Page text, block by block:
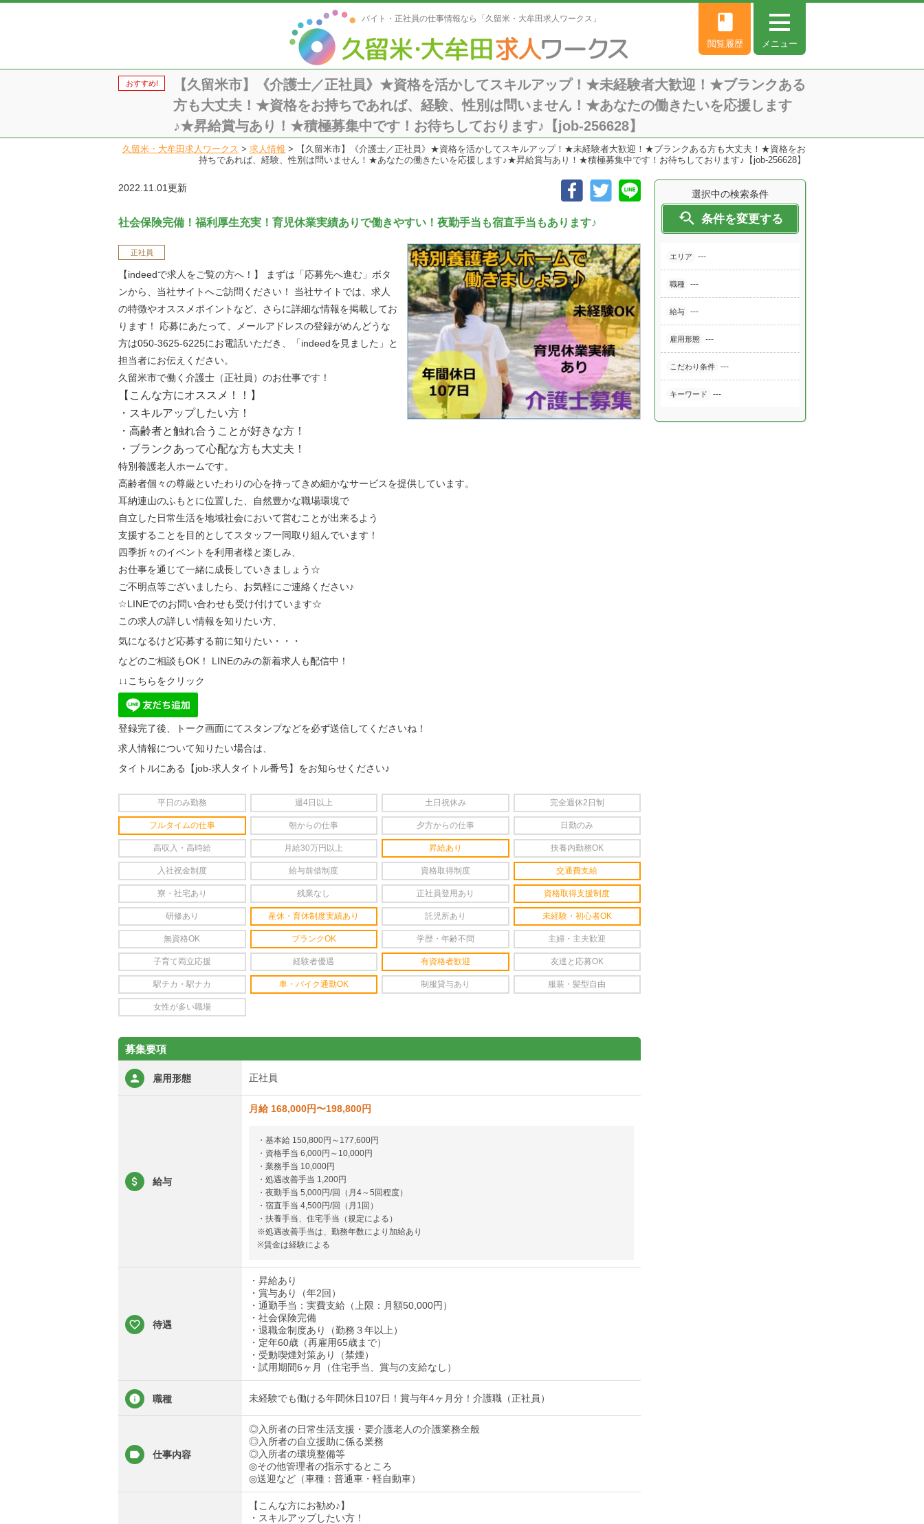
バイト・正社員の仕事情報なら「久留米・大牟田求人ワークス」
メニュー
book
閲覧履歴
おすすめ!
【久留米市】《介護士／正社員》★資格を活かしてスキルアップ！★未経験者大歓迎！★ブランクある
方も大丈夫！★資格をお持ちであれば、経験、性別は問いません！★あなたの働きたいを応援します
♪★昇給賞与あり！★積極募集中です！お待ちしております♪【job-256628】
久留米・大牟田求人ワークス > 求人情報 >
【久留米市】《介護士／正社員》★資格を活かしてスキルアップ！★未経験者大歓迎！★ブランクある方も大丈夫！★資格をお
持ちであれば、経験、性別は問いません！★あなたの働きたいを応援します♪★昇給賞与あり！★積極募集中です！お待ちしております♪【job-256628】
選択中の検索条件
 条件を変更する
エリア ---
職種 ---
給与 ---
雇用形態 ---
こだわり条件 ---
キーワード ---
2022.11.01更新
社会保険完備！福利厚生充実！育児休業実績ありで働きやすい！夜勤手当も宿直手当もあります♪
正社員
【indeedで求人をご覧の方へ！】 まずは「応募先へ進む」ボタ
ンから、当社サイトへご訪問ください！ 当社サイトでは、求人
の特徴やオススメポイントなど、さらに詳細な情報を掲載してお
ります！ 応募にあたって、メールアドレスの登録がめんどうな
方は050-3625-6225にお電話いただき、「indeedを見ました」と
担当者にお伝えください。
久留米市で働く介護士（正社員）のお仕事です！
【こんな方にオススメ！！】
・スキルアップしたい方！
・高齢者と触れ合うことが好きな方！
・ブランクあって心配な方も大丈夫！
特別養護老人ホームです。
高齢者個々の尊厳といたわりの心を持ってきめ細かなサービスを提供しています。
耳納連山のふもとに位置した、自然豊かな職場環境で
自立した日常生活を地域社会において営むことが出来るよう
支援することを目的としてスタッフ一同取り組んでいます！
四季折々のイベントを利用者様と楽しみ、
お仕事を通じて一緒に成長していきましょう☆
ご不明点等ございましたら、お気軽にご連絡ください♪
☆LINEでのお問い合わせも受け付けています☆
この求人の詳しい情報を知りたい方、
気になるけど応募する前に知りたい・・・
などのご相談もOK！ LINEのみの新着求人も配信中！
↓↓こちらをクリック
登録完了後、トーク画面にてスタンプなどを必ず送信してくださいね！
求人情報について知りたい場合は、
タイトルにある【job-求人タイトル番号】をお知らせください♪
平日のみ勤務 週4日以上 土日祝休み 完全週休2日制
フルタイムの仕事 朝からの仕事 夕方からの仕事 日勤のみ
高収入・高時給 月給30万円以上 昇給あり 扶養内勤務OK
入社祝金制度 給与前借制度 資格取得制度 交通費支給
寮・社宅あり 残業なし 正社員登用あり 資格取得支援制度
研修あり 産休・育休制度実績あり 託児所あり 未経験・初心者OK
無資格OK ブランクOK 学歴・年齢不問 主婦・主夫歓迎
子育て両立応援 経験者優遇 有資格者歓迎 友達と応募OK
駅チカ・駅ナカ 車・バイク通勤OK 制服貸与あり 服装・髪型自由
女性が多い職場
募集要項
雇用形態 正社員
給与
月給 168,000円〜198,800円
・基本給 150,800円～177,600円
・資格手当 6,000円～10,000円
・業務手当 10,000円
・処遇改善手当 1,200円
・夜勤手当 5,000円/回（月4～5回程度）
・宿直手当 4,500円/回（月1回）
・扶養手当、住宅手当（規定による）
※処遇改善手当は、勤務年数により加給あり
※賃金は経験による
待遇
・昇給あり
・賞与あり（年2回）
・通勤手当：実費支給（上限：月額50,000円）
・社会保険完備
・退職金制度あり（勤務３年以上）
・定年60歳（再雇用65歳まで）
・受動喫煙対策あり（禁煙）
・試用期間6ヶ月（住宅手当、賞与の支給なし）
職種 未経験でも働ける年間休日107日！賞与年4ヶ月分！介護職（正社員）
仕事内容
◎入所者の日常生活支援・要介護老人の介護業務全般
◎入所者の自立援助に係る業務
◎入所者の環境整備等
◎その他管理者の指示するところ
◎送迎など（車種：普通車・軽自動車）
【こんな方にお勧め♪】
・スキルアップしたい方！